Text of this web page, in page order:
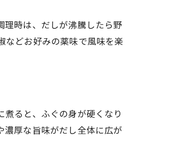
時は、だしが沸騰したら野
などお好みの薬味で風味を楽
ると、ふぐの身が硬くなり
厚な旨味がだし全体に広が